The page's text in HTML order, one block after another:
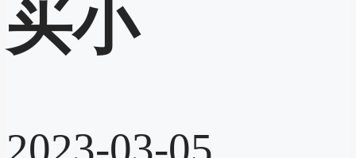
买小